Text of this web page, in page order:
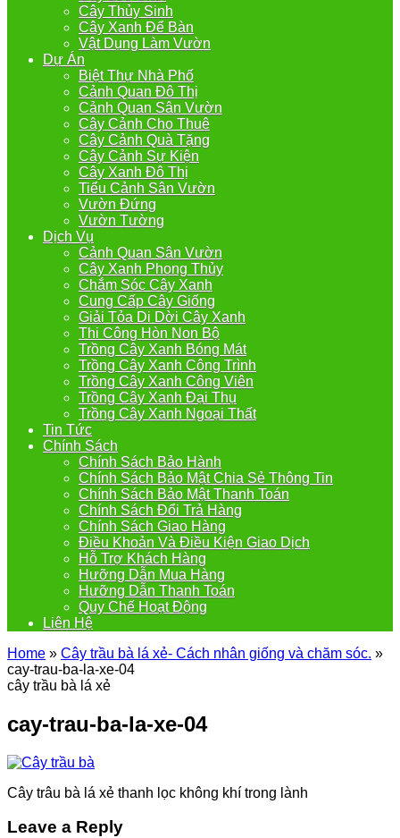
Cây Thủy Sinh
Cây Xanh Để Bàn
Vật Dụng Làm Vườn
Dự Án
Biệt Thự Nhà Phố
Cảnh Quan Đô Thị
Cảnh Quan Sân Vườn
Cây Cảnh Cho Thuê
Cây Cảnh Quà Tặng
Cây Cảnh Sự Kiện
Cây Xanh Đô Thị
Tiểu Cảnh Sân Vườn
Vườn Đứng
Vườn Tường
Dịch Vụ
Cảnh Quan Sân Vườn
Cây Xanh Phong Thủy
Chắm Sóc Cây Xanh
Cung Cấp Cây Giống
Giải Tỏa Di Dời Cây Xanh
Thi Công Hòn Non Bộ
Trồng Cây Xanh Bóng Mát
Trồng Cây Xanh Công Trình
Trồng Cây Xanh Công Viên
Trồng Cây Xanh Đại Thụ
Trồng Cây Xanh Ngoại Thất
Tin Tức
Chính Sách
Chính Sách Bảo Hành
Chính Sách Bảo Mật Chia Sẻ Thông Tin
Chính Sách Bảo Mật Thanh Toán
Chính Sách Đổi Trả Hàng
Chính Sách Giao Hàng
Điều Khoản Và Điều Kiện Giao Dịch
Hỗ Trợ Khách Hàng
Hưỡng Dẫn Mua Hàng
Hưỡng Dẫn Thanh Toán
Quy Chế Hoạt Động
Liên Hệ
Home » Cây trầu bà lá xẻ- Cách nhân giống và chăm sóc. »
cay-trau-ba-la-xe-04
cây trầu bà lá xẻ
cay-trau-ba-la-xe-04
Cây trâu bà lá xẻ thanh lọc không khí trong lành
Leave a Reply